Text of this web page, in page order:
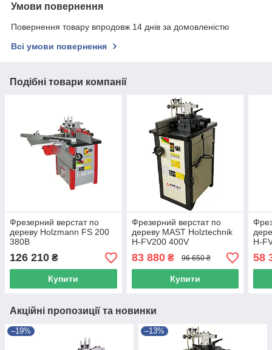
Умови повернення
Повернення товару впродовж 14 днів за домовленістю
Всі умови повернення
Подібні товари компанії
Фрезерний верстат по
дереву Holzmann FS 200
380В
126 210 ₴
Купити
Фрезерний верстат по
дереву MAST Holztechnik
H-FV200 400V
83 880₴ 96 650 ₴
Купити
H-
58
Акційні пропозиції та новинки
–19% –13%